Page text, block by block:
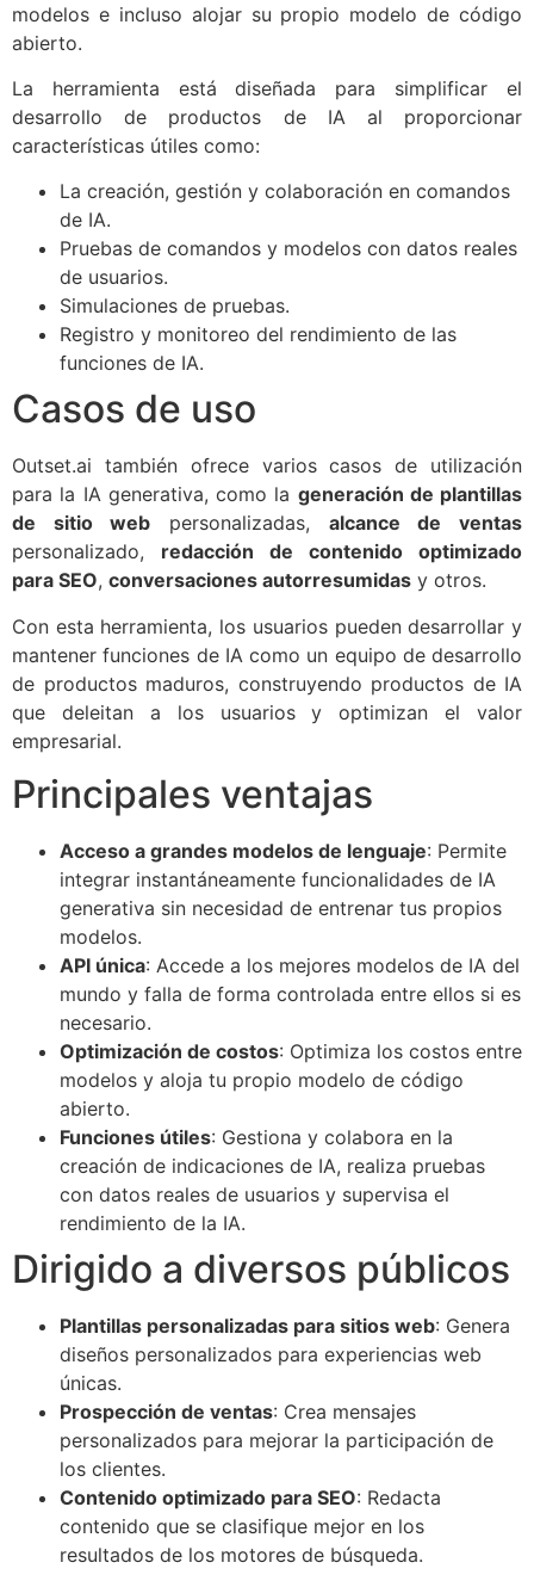
modelos e incluso alojar su propio modelo de código
abierto.
La herramienta está diseñada para simplificar el
desarrollo de productos de IA al proporcionar
características útiles como:
La creación, gestión y colaboración en comandos
de IA.
Pruebas de comandos y modelos con datos reales
de usuarios.
Simulaciones de pruebas.
Registro y monitoreo del rendimiento de las
funciones de IA.
Casos de uso
Outset.ai también ofrece varios casos de utilización
para la IA generativa, como la generación de plantillas
de sitio web personalizadas, alcance de ventas
personalizado, redacción de contenido optimizado
para SEO, conversaciones autorresumidas y otros.
Con esta herramienta, los usuarios pueden desarrollar y
mantener funciones de IA como un equipo de desarrollo
de productos maduros, construyendo productos de IA
que deleitan a los usuarios y optimizan el valor
empresarial.
Principales ventajas
Acceso a grandes modelos de lenguaje: Permite
integrar instantáneamente funcionalidades de IA
generativa sin necesidad de entrenar tus propios
modelos.
API única: Accede a los mejores modelos de IA del
mundo y falla de forma controlada entre ellos si es
necesario.
Optimización de costos: Optimiza los costos entre
modelos y aloja tu propio modelo de código
abierto.
Funciones útiles: Gestiona y colabora en la
creación de indicaciones de IA, realiza pruebas
con datos reales de usuarios y supervisa el
rendimiento de la IA.
Dirigido a diversos públicos
Plantillas personalizadas para sitios web: Genera
diseños personalizados para experiencias web
únicas.
Prospección de ventas: Crea mensajes
personalizados para mejorar la participación de
los clientes.
Contenido optimizado para SEO: Redacta
contenido que se clasifique mejor en los
resultados de los motores de búsqueda.